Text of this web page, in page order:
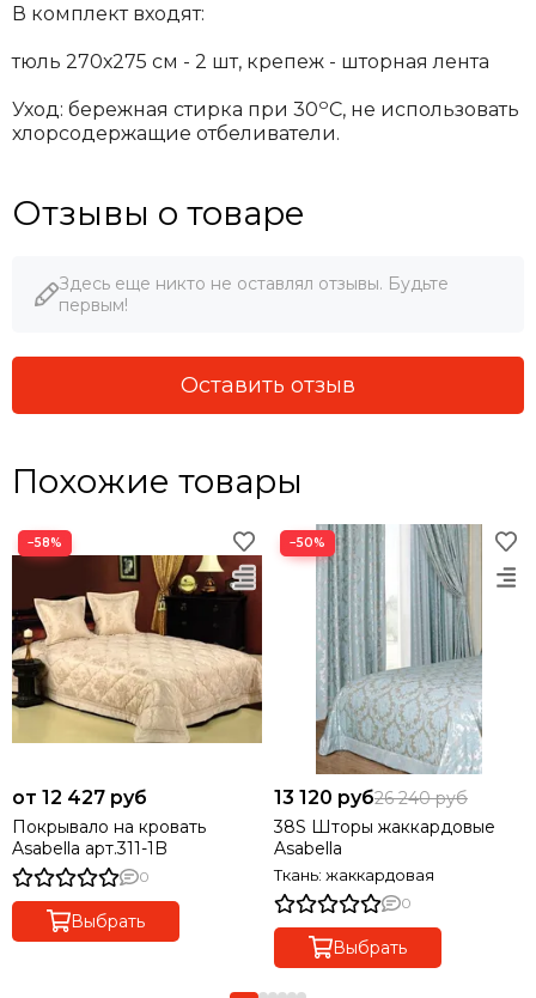
В комплект входят:
тюль 270х275 см - 2 шт, крепеж - шторная лента
Уход: бережная стирка при 30оС, не использовать
хлорсодержащие отбеливатели.
Отзывы о товаре
Здесь еще никто не оставлял отзывы. Будьте
первым!
Оставить отзыв
Похожие товары
−58%
от 12 427 руб
Покрывало на кровать
Asabella арт.311-1B
0
Выбрать
−50%
13 120 руб26 240 руб
38S Шторы жаккардовые
Asabella
Ткань: жаккардовая
0
Выбрать